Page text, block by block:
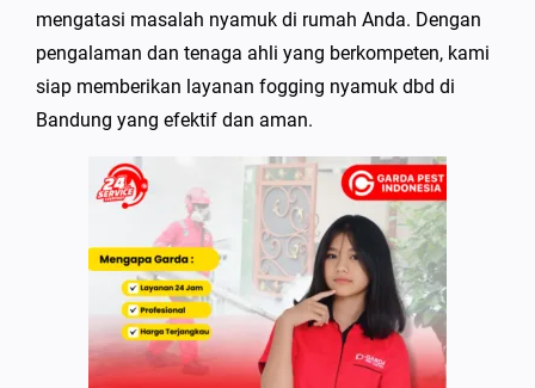
mengatasi masalah nyamuk di rumah Anda. Dengan
pengalaman dan tenaga ahli yang berkompeten, kami
siap memberikan layanan fogging nyamuk dbd di
Bandung yang efektif dan aman.